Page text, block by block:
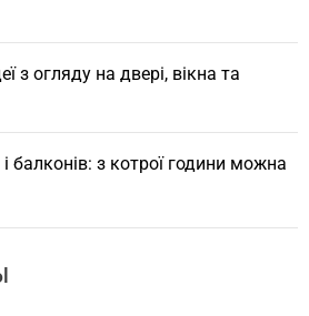
з огляду на двері, вікна та
балконів: з котрої години можна